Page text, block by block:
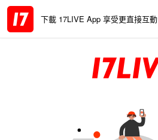
下載 17LIVE App 享受更直接互動